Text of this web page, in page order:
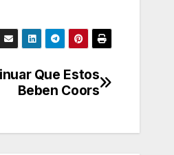
Que Estos
Beben Coors